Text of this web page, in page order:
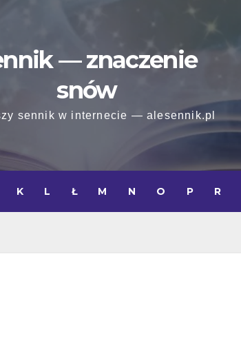
— znaczenie
snów
sennik w internecie — alesennik.pl
K L Ł M N O P R